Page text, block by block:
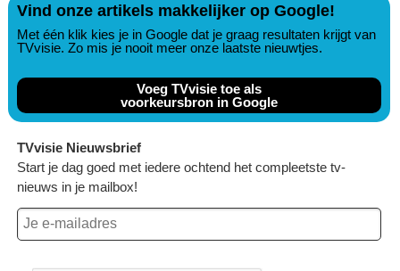
Vind onze artikels makkelijker op Google!
Met één klik kies je in Google dat je graag resultaten krijgt van
TVvisie. Zo mis je nooit meer onze laatste nieuwtjes.
Voeg TVvisie toe als
voorkeursbron in Google
TVvisie Nieuwsbrief
Start je dag goed met iedere ochtend het compleetste tv-
nieuws in je mailbox!